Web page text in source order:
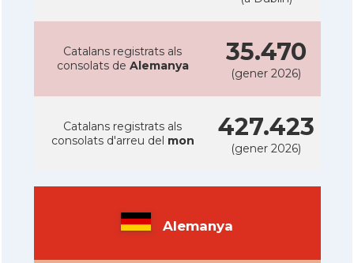
Catalans registrats als
consolats de Alemanya 35.470
(gener 2026)
Catalans registrats als
consolats d'arreu del mon 427.423
(gener 2026)
Alemanya